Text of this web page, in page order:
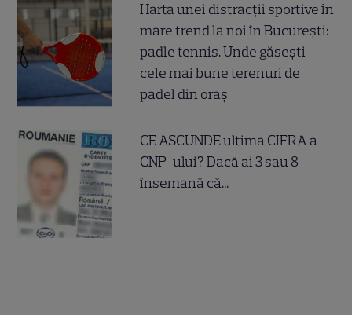
Harta unei distracții sportive în
mare trend la noi în București:
padle tennis. Unde găsești
cele mai bune terenuri de
padel din oraș
CE ASCUNDE ultima CIFRA a
CNP-ului? Dacă ai 3 sau 8
însemană că...